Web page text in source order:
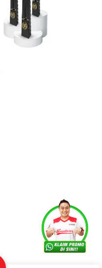
About Us
Article